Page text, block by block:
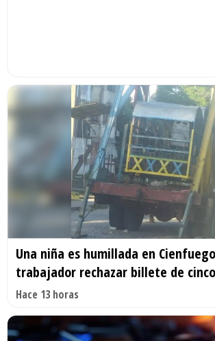
Una niña es humillada en
trabajador rechazar billete de
Hace 13 horas